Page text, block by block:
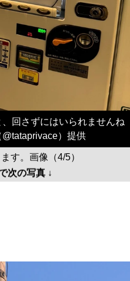
、回さずにはいられませんね
）提供
す。画像（4/5）
次の写真 ↓